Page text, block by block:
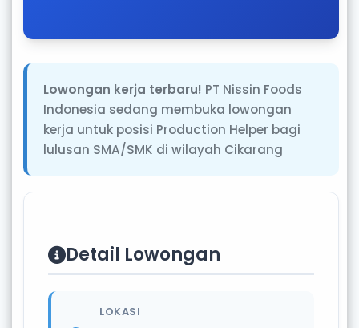
Lowongan kerja terbaru! PT Nissin Foods
Indonesia sedang membuka lowongan
kerja untuk posisi Production Helper bagi
lulusan SMA/SMK di wilayah Cikarang
Detail Lowongan
LOKASI